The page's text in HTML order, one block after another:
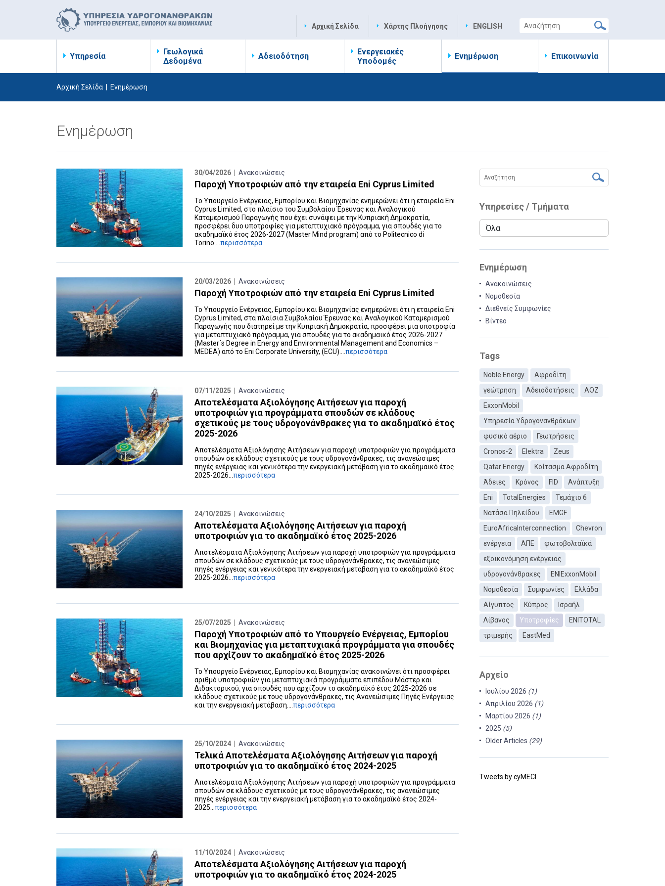
Αρχική Σελίδα Χάρτης Πλοήγησης ENGLISH
Υπηρεσία
Γεωλογικά
Δεδομένα
Αδειοδότηση
Ενεργειακές
Υποδομές
Ενημέρωση Επικοινωνία
Αρχική Σελίδα Ενημέρωση
Ενημέρωση
30/04/2026 | Ανακοινώσεις
Παροχή Υποτροφιών από την εταιρεία Eni Cyprus Limited
Το Υπουργείο Ενέργειας, Εμπορίου και Βιομηχανίας ενημερώνει ότι η εταιρεία Eni
Cyprus Limited, στο πλαίσιο του Συμβολαίου Έρευνας και Αναλογικού
Καταμερισμού Παραγωγής που έχει συνάψει με την Κυπριακή Δημοκρατία,
προσφέρει δυο υποτροφίες για μεταπτυχιακό πρόγραμμα, για σπουδές για το
ακαδημαϊκό έτος 2026-2027 (Master Mind program) από το Politecnico di
Torino.... περισσότερα
20/03/2026 | Ανακοινώσεις
Παροχή Υποτροφιών από την εταιρεία Eni Cyprus Limited
Το Υπουργείο Ενέργειας, Εμπορίου και Βιομηχανίας ενημερώνει ότι η εταιρεία Eni
Cyprus Limited, στα πλαίσια Συμβολαίου Έρευνας και Αναλογικού Καταμερισμού
Παραγωγής που διατηρεί με την Κυπριακή Δημοκρατία, προσφέρει μια υποτροφία
για μεταπτυχιακό πρόγραμμα, για σπουδές για το ακαδημαϊκό έτος 2026-2027
(Master´s Degree in Energy and Environmental Management and Economics –
MEDEA) από το Εni Corporate University, (ECU)....περισσότερα
07/11/2025 | Ανακοινώσεις
Αποτελέσματα Αξιολόγησης Αιτήσεων για παροχή
υποτροφιών για προγράμματα σπουδών σε κλάδους
σχετικούς με τους υδρογονάνθρακες για το ακαδημαϊκό έτος
2025-2026
Αποτελέσματα Αξιολόγησης Αιτήσεων για παροχή υποτροφιών για προγράμματα
σπουδών σε κλάδους σχετικούς με τους υδρογονάνθρακες, τις ανανεώσιμες
πηγές ενέργειας και γενικότερα την ενεργειακή μετάβαση για το ακαδημαϊκό έτος
2025-2026... περισσότερα
24/10/2025 | Ανακοινώσεις
Αποτελέσματα Αξιολόγησης Αιτήσεων για παροχή
υποτροφιών για το ακαδημαϊκό έτος 2025-2026
Αποτελέσματα Αξιολόγησης Αιτήσεων για παροχή υποτροφιών για προγράμματα
σπουδών σε κλάδους σχετικούς με τους υδρογονάνθρακες, τις ανανεώσιμες
πηγές ενέργειας και γενικότερα την ενεργειακή μετάβαση για το ακαδημαϊκό έτος
2025-2026... περισσότερα
25/07/2025 | Ανακοινώσεις
Παροχή Υποτροφιών από το Υπουργείο Ενέργειας, Εμπορίου
και Βιομηχανίας για μεταπτυχιακά προγράμματα για σπουδές
που αρχίζουν το ακαδημαϊκό έτος 2025-2026
Το Υπουργείο Ενέργειας, Εμπορίου και Βιομηχανίας ανακοινώνει ότι προσφέρει
αριθμό υποτροφιών για μεταπτυχιακά προγράμματα επιπέδου Μάστερ και
Διδακτορικού, για σπουδές που αρχίζουν το ακαδημαϊκό έτος 2025-2026 σε
κλάδους σχετικούς με τους υδρογονάνθρακες, τις Ανανεώσιμες Πηγές Ενέργειας
και την ενεργειακή μετάβαση.... περισσότερα
25/10/2024 | Ανακοινώσεις
Τελικά Αποτελέσματα Αξιολόγησης Αιτήσεων για παροχή
υποτροφιών για το ακαδημαϊκό έτος 2024-2025
Αποτελέσματα Αξιολόγησης Αιτήσεων για παροχή υποτροφιών για προγράμματα
σπουδών σε κλάδους σχετικούς με τους υδρογονάνθρακες, τις ανανεώσιμες
πηγές ενέργειας και την ενεργειακή μετάβαση για το ακαδημαϊκό έτος 2024-
2025... περισσότερα
11/10/2024 | Ανακοινώσεις
Αποτελέσματα Αξιολόγησης Αιτήσεων για παροχή
υποτροφιών για το ακαδημαϊκό έτος 2024-2025
Υπηρεσίες / Τμήματα
Ενημέρωση
Ανακοινώσεις
Νομοθεσία
Διεθνείς Συμφωνίες
Βίντεο
Tags
Noble Energy
Αφροδίτη
γεώτρηση
Αδειοδοτήσεις
ΑΟΖ
ExxonMobil
Υπηρεσία Υδρογονανθράκων
φυσικό αέριο
Γεωτρήσεις
Cronos-2
Elektra
Zeus
Qatar Energy
Κοίτασμα Αφροδίτη
Άδειες
Κρόνος FID
Ανάπτυξη
Eni
TotalEnergies
Τεμάχιο 6
Νατάσα Πηλείδου
EMGF
EuroAfricaInterconnection
Chevron
ενέργεια
ΑΠΕ
φωτοβολταϊκά
εξοικονόμηση ενέργειας
υδρογονάνθρακες
ΕΝΙExxonMobil
Νομοθεσία
Συμφωνίες
Ελλάδα
Αίγυπτος
Κύπρος
Ισραήλ
Λίβανος
Υποτροφίες
ENITOTAL
τριμερής
EastMed
Αρχείο
Ιουλίου 2026 (1)
Απριλίου 2026 (1)
Μαρτίου 2026 (1)
2025 (5)
Older Articles (29)
Tweets by cyMECI